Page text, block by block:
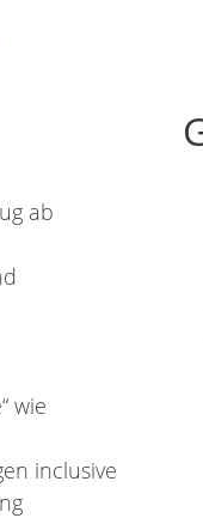
ab
wie
inclusive